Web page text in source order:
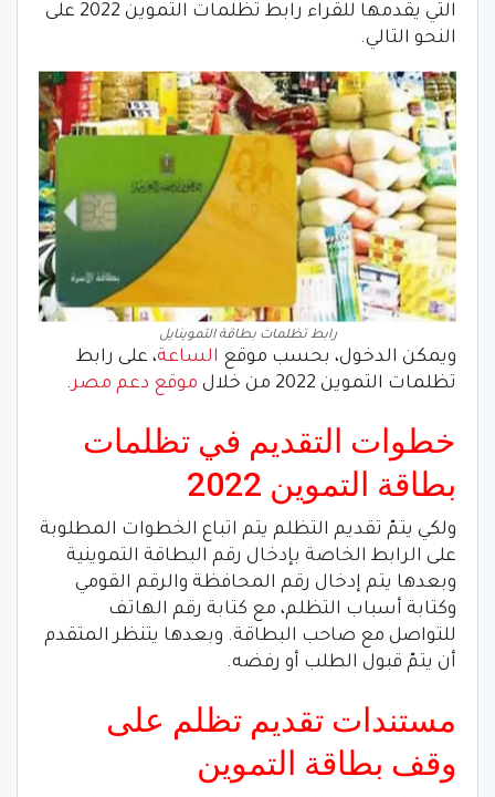
التي يقدمها للقراء رابط تظلمات التموين 2022 على
النحو التالي.
رابط تظلمات بطاقة التموينايل
ويمكن الدخول، بحسب موقع الساعة، على رابط
تظلمات التموين 2022 من خلال
موقع دعم مصر .
خطوات التقديم في تظلمات
بطاقة التموين 2022
ولكي يتمّ تقديم التظلم يتم اتباع الخطوات المطلوبة
على الرابط الخاصة بإدخال رقم البطاقة التموينية
وبعدها يتم إدخال رقم المحافظة والرقم القومي
وكتابة أسباب التظلم، مع كتابة رقم الهاتف
للتواصل مع صاحب البطاقة. وبعدها يتنظر المتقدم
أن يتمّ قبول الطلب أو رفضه.
مستندات تقديم تظلم على
وقف بطاقة التموين